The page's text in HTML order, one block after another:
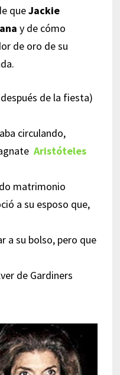
queJackie
y de cómo
de oro de su
de la fiesta)
circulando,
Aristóteles
matrimonio
a su esposo que,
a su bolso, pero que
de Gardiners